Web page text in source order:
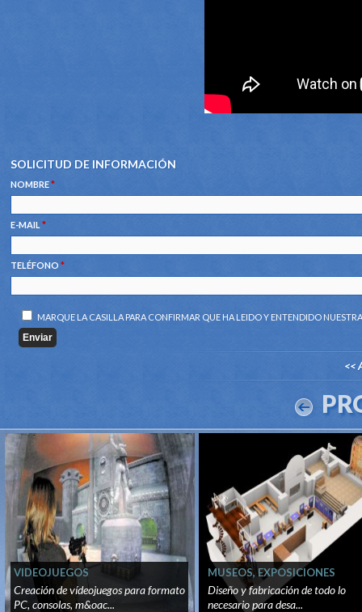
SOLICITUD DE INFORMACIÓN
NOMBRE*
E-MAIL *
TELÉFONO *
MARQUE LA CASILLA PARA CONFIRMAR QUE HA LEIDO Y ENTENDIDO
<<
VIDEOJUEGOS
Creación de vídeojuegos para formato
PC, consolas, m&oac...
MUSEOS, EXPOSICIONES
TEMPORALES Y
Diseño y fabricación de todo lo
necesario para desa...